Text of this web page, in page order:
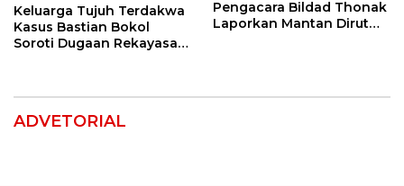
Keluarga Tujuh Terdakwa
Kasus Bastian Bokol
Soroti Dugaan Rekayasa
Pengacara Bildad Thonak
Laporkan Mantan Dirut
ADVETORIAL